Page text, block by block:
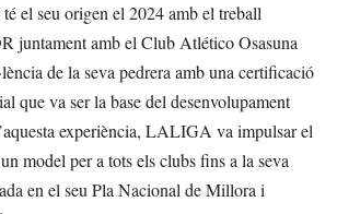
el seu origen el 2024 amb el treball
juntament amb el Club Atlético Osasuna
de la seva pedrera amb una certificació
que va ser la base del desenvolupament
experiència, LALIGA va impulsar el
model per a tots els clubs fins a la seva
en el seu Pla Nacional de Millora i